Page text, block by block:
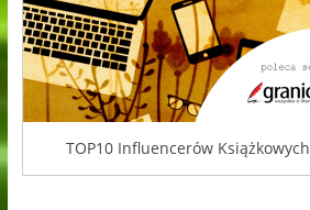
TOP10 Influencerów Książkowych